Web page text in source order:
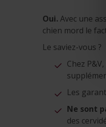
Oui. Avec une
chien mord le
Le saviez-vous ?
Chez P&V,
Les
Ne sont
des